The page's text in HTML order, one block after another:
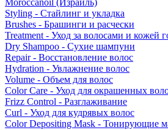
Moroccanoil (Израиль)
Styling - Стайлинг и укладка
Brushes - Брашинги и расчески
Treatment - Уход за волосами и кожей
Dry Shampoo - Сухие шампуни
Repair - Восстановление волос
Hydration - Увлажнение волос
Volume - Объем для волос
Color Care - Уход для окрашенных
Frizz Control - Разглаживание
Curl - Уход для кудрявых волос
Color Depositing Mask - Тонирующие